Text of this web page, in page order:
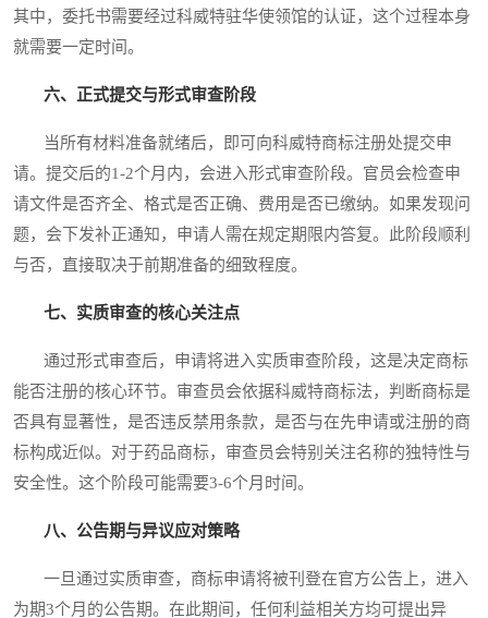
其中，委托书需要经过科威特驻华使领馆的认证，这个过程本身
就需要一定时间。
六、正式提交与形式审查阶段
当所有材料准备就绪后，即可向科威特商标注册处提交申
请。提交后的1-2个月内，会进入形式审查阶段。官员会检查申
请文件是否齐全、格式是否正确、费用是否已缴纳。如果发现问
题，会下发补正通知，申请人需在规定期限内答复。此阶段顺利
与否，直接取决于前期准备的细致程度。
七、实质审查的核心关注点
通过形式审查后，申请将进入实质审查阶段，这是决定商标
能否注册的核心环节。审查员会依据科威特商标法，判断商标是
否具有显著性，是否违反禁用条款，是否与在先申请或注册的商
标构成近似。对于药品商标，审查员会特别关注名称的独特性与
安全性。这个阶段可能需要3-6个月时间。
八、公告期与异议应对策略
一旦通过实质审查，商标申请将被刊登在官方公告上，进入
为期3个月的公告期。在此期间，任何利益相关方均可提出异